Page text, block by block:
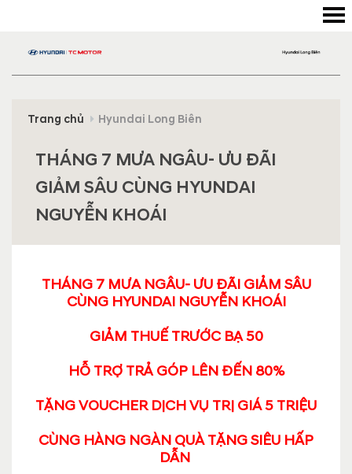
Trang chủ Hyundai Long Biên
THÁNG 7 MƯA NGÂU- ƯU ĐÃI
GIẢM SÂU CÙNG HYUNDAI
NGUYỄN KHOÁI
THÁNG 7 MƯA NGÂU- ƯU ĐÃI GIẢM SÂU
CÙNG HYUNDAI NGUYỄN KHOÁI
GIẢM THUẾ TRƯỚC BẠ 50
HỖ TRỢ TRẢ GÓP LÊN ĐẾN 80%
TẶNG VOUCHER DỊCH VỤ TRỊ GIÁ 5 TRIỆU
CÙNG HÀNG NGÀN QUÀ TẶNG SIÊU HẤP
DẪN